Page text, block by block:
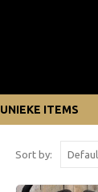
UNIEKE ITEMS
Sort by: